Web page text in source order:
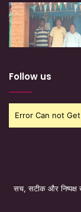
Follow us
Error Can not
सच, सटीक और